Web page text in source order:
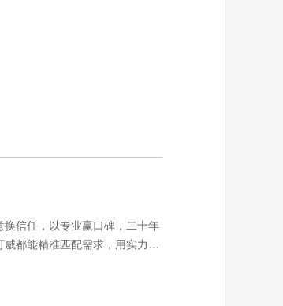
信任，以专业赢口碑，二十年
都能精准匹配需求，用实力与